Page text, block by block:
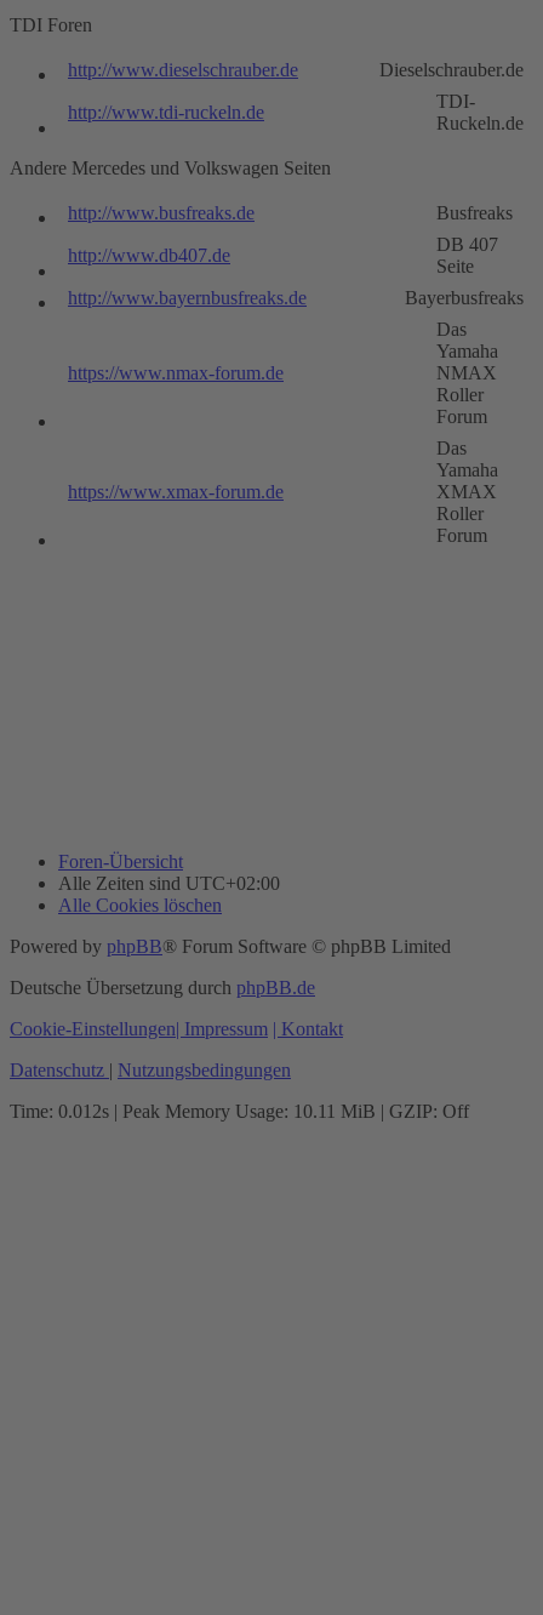
TDI Foren
http://www.dieselschrauber.de Dieselschrauber.de
http://www.tdi-ruckeln.de
TDI-
Ruckeln.de
Andere Mercedes und Volkswagen Seiten
http://www.busfreaks.de Busfreaks
http://www.db407.de
DB 407
Seite
http://www.bayernbusfreaks.de
Bayerbusfreaks
https://www.nmax-forum.de
Das
Yamaha
NMAX
Roller
Forum
https://www.xmax-forum.de
Das
Yamaha
XMAX
Roller
Forum
Foren-Übersicht
Alle Zeiten sind UTC+02:00
Alle Cookies löschen
Powered by phpBB® Forum Software © phpBB Limited
Deutsche Übersetzung durch phpBB.de
Cookie-Einstellungen| Impressum | Kontakt
Datenschutz | Nutzungsbedingungen
Time: 0.012s | Peak Memory Usage: 10.11 MiB | GZIP: Off